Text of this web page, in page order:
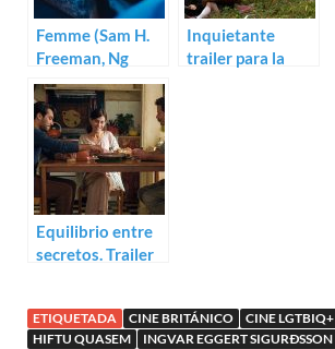
Femme (Sam H.
Freeman, Ng
Choon Ping)
Inquietante
trailer para la
Equilibrio entre
secretos. Trailer
ETIQUETADA CINE BRITÁNICO CINE LGTBIQ+
HIFTU QUASEM
INGVAR EGGERT SIGURÐSSON